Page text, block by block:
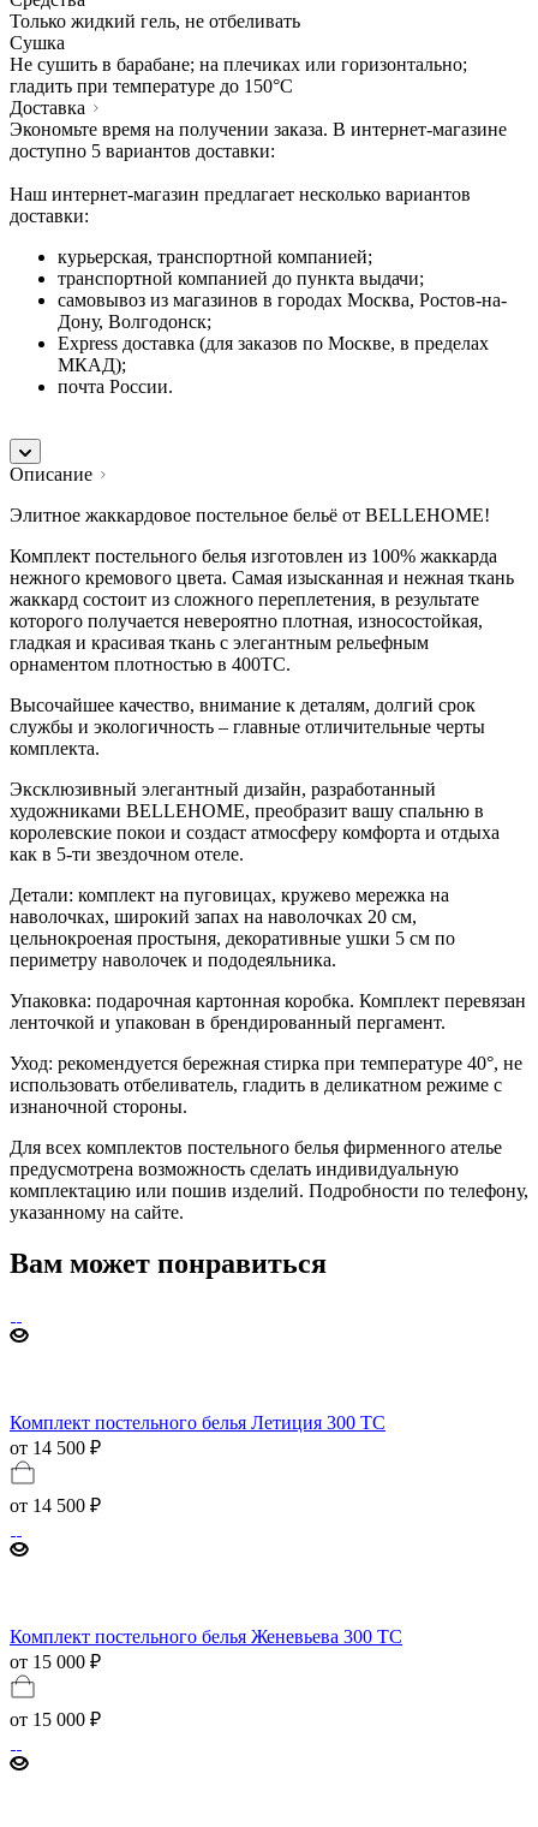
Только жидкий гель, не отбеливать
Сушка
Не сушить в барабане; на плечиках или горизонтально;
гладить при температуре до 150°C
Доставка
Экономьте время на получении заказа. В интернет-магазине
доступно 5 вариантов доставки:
Наш интернет-магазин предлагает несколько вариантов
доставки:
курьерская, транспортной компанией;
транспортной компанией до пункта выдачи;
самовывоз из магазинов в городах Москва, Ростов-на-
Дону, Волгодонск;
Express доставка (для заказов по Москве, в пределах
МКАД);
почта России.
Описание
Элитное жаккардовое постельное бельё от BELLEHOME!
Комплект постельного белья изготовлен из 100% жаккарда
нежного кремового цвета. Самая изысканная и нежная ткань
жаккард состоит из сложного переплетения, в результате
которого получается невероятно плотная, износостойкая,
гладкая и красивая ткань с элегантным рельефным
орнаментом плотностью в 400ТС.
Высочайшее качество, внимание к деталям, долгий срок
службы и экологичность – главные отличительные черты
комплекта.
Эксклюзивный элегантный дизайн, разработанный
художниками BELLEHOME, преобразит вашу спальню в
королевские покои и создаст атмосферу комфорта и отдыха
как в 5-ти звездочном отеле.
Детали: комплект на пуговицах, кружево мережка на
наволочках, широкий запах на наволочках 20 см,
цельнокроеная простыня, декоративные ушки 5 см по
периметру наволочек и пододеяльника.
Упаковка: подарочная картонная коробка. Комплект перевязан
ленточкой и упакован в брендированный пергамент.
Уход: рекомендуется бережная стирка при температуре 40°, не
использовать отбеливатель, гладить в деликатном режиме с
изнаночной стороны.
Для всех комплектов постельного белья фирменного ателье
предусмотрена возможность сделать индивидуальную
комплектацию или пошив изделий. Подробности по телефону,
указанному на сайте.
Вам может понравиться
Комплект постельного белья Летиция 300 TC
от 14 500 ₽
от 14 500 ₽
Комплект постельного белья Женевьева 300 TC
от 15 000 ₽
от 15 000 ₽